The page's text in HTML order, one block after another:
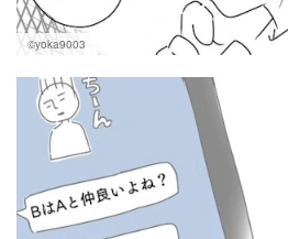
©yoka9003